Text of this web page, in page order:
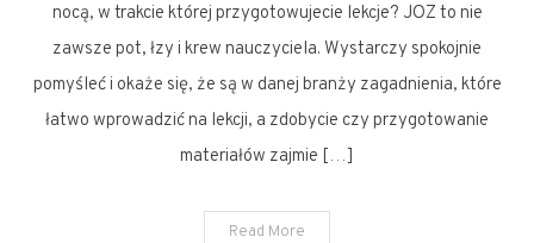
nocą, w trakcie której przygotowujecie lekcje? JOZ to nie
zawsze pot, łzy i krew nauczyciela. Wystarczy spokojnie
pomyśleć i okaże się, że są w danej branży zagadnienia, które
łatwo wprowadzić na lekcji, a zdobycie czy przygotowanie
materiałów zajmie […]
Read More